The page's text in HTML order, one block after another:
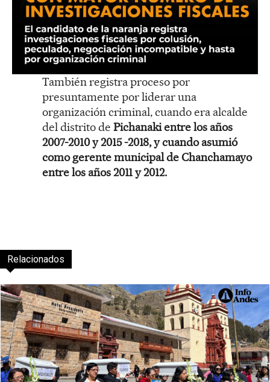
También registra proceso por
presuntamente por liderar una
organización criminal, cuando era alcalde
del distrito de Pichanaki entre los años
2007-2010 y 2015 -2018, y cuando asumió
como gerente municipal de Chanchamayo
entre los años 2011 y 2012.
Relacionados